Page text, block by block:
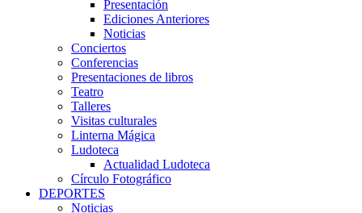
Presentación
Ediciones Anteriores
Noticias
Conciertos
Conferencias
Presentaciones de libros
Teatro
Talleres
Visitas culturales
Linterna Mágica
Ludoteca
Actualidad Ludoteca
Círculo Fotográfico
DEPORTES
Noticias